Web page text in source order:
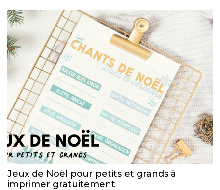
Jeux de Noël pour petits et grands à
imprimer gratuitement